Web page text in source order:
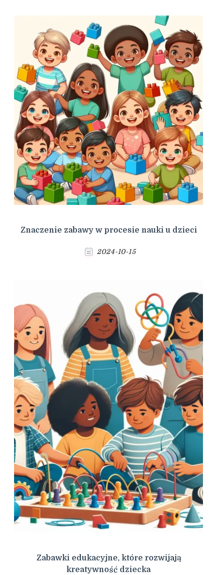
Znaczenie zabawy w procesie nauki u dzieci
2024-10-15
Zabawki edukacyjne, które rozwijają
kreatywność dziecka